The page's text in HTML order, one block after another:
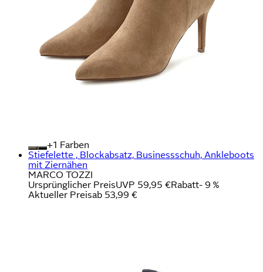
+
Farben
Stiefelette , Blockabsatz, Businessschuh, Ankleboots
mit Ziernähen
MARCO TOZZI
Ursprünglicher PreisUVP 59,95 €Rabatt- 9 %
Aktueller Preisab 53,99 €